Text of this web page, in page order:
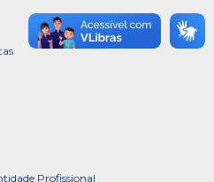
Profissional